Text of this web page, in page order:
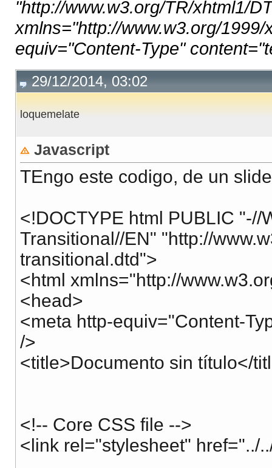
"http://www.w3.org/TR/xhtml1/
xmlns="http://www.w3.org/
equiv="Content-Type"
29/12/2014, 03:02
loquemelate
Javascript
TEngo este codigo, de un
<!DOCTYPE html PUBLIC "-//
Transitional//EN" "http://
transitional.dtd">
<html xmlns="http://
<head>
<meta http-equiv="Content-
/>
<title>Documento sin título</
<!-- Core CSS file -->
<link rel="stylesheet" href="../